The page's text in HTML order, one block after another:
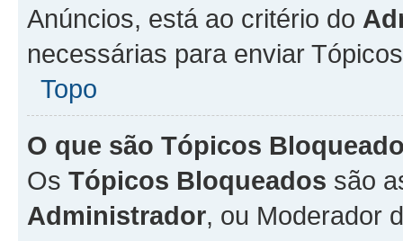
Anúncios, está ao critério do
necessárias para enviar
Topo
O que são Tópicos
Os Tópicos Bloqueados são
Administrador, ou Moderador